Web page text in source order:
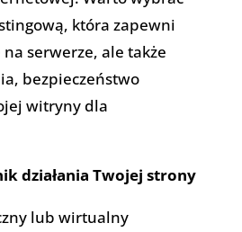
która zapewni
serwerze, ale także
bezpieczeństwo
witryny dla
działania Twojej strony
lub wirtualny